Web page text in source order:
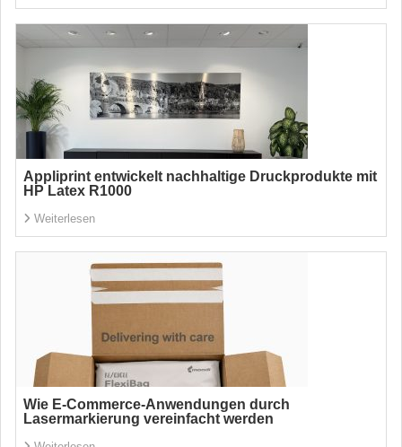
Appliprint entwickelt nachhaltige Druckprodukte mit
HP Latex R1000
Weiterlesen
Wie E-Commerce-Anwendungen durch
Lasermarkierung vereinfacht werden